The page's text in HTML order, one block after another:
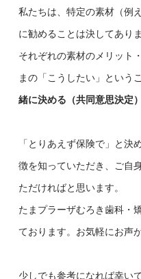
私たちは、特定の素材（例
に勧めることは決してありま
それぞれの素材のメリット
まの「こうしたい」という
緒に決める（共同意思決定）
「とりあえず保険で」と
徴を知っていただき、ご自
ただければと思います。
たまプラーザむろき歯科・
ております。お気軽にお声
少しでも参考になれば幸いで